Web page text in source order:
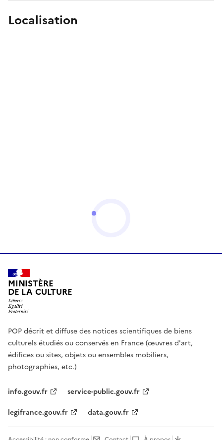
Localisation
MINISTÈRE
DE LA CULTURE
POP décrit et diffuse des notices scientifiques de biens
culturels étudiés ou conservés en France (œuvres d'art,
édifices ou sites, objets ou ensembles mobiliers,
photographies, etc.)
info.gouv.fr
service-public.gouv.fr
legifrance.gouv.fr
data.gouv.fr